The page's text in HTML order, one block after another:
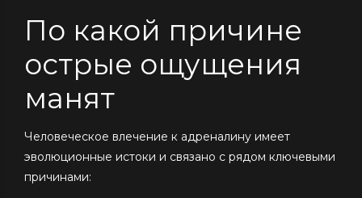
По какой причине
острые ощущения
манят
Человеческое влечение к адреналину имеет
эволюционные истоки и связано с рядом ключевыми
причинами: